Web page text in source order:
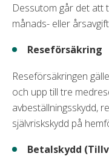
Dessutom går det att
månads- eller
Reseförsäkring
Reseförsäkringen
och upp till tre
avbeställningsskydd,
självriskskydd på
Betalskydd